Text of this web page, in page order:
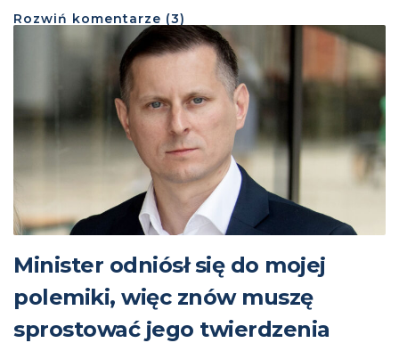
Rozwiń komentarze (3)
Minister odniósł się do mojej
polemiki, więc znów muszę
sprostować jego twierdzenia